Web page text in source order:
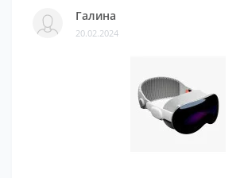
Галина
20.02.2024